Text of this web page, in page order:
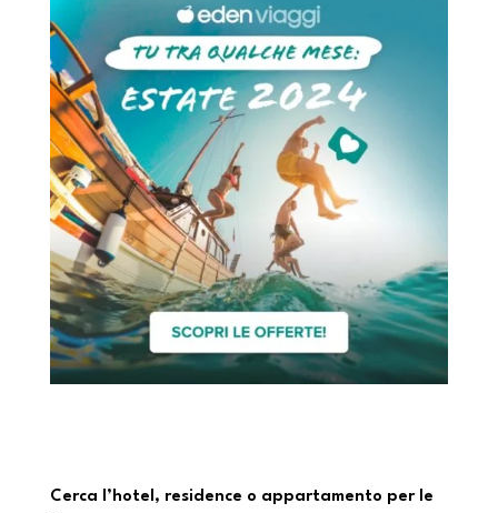
Cerca l’hotel, residence o appartamento per le